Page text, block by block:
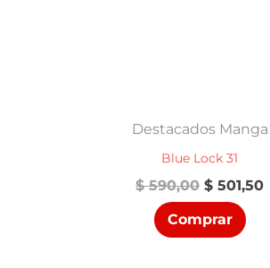
Destacados Manga
Blue Lock 31
$590,00 El
precio
original
era:
$ 501,50El
Comprar